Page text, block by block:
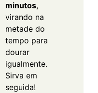
minutos,
virando na
metade do
tempo para
dourar
igualmente.
Sirva em
seguida!